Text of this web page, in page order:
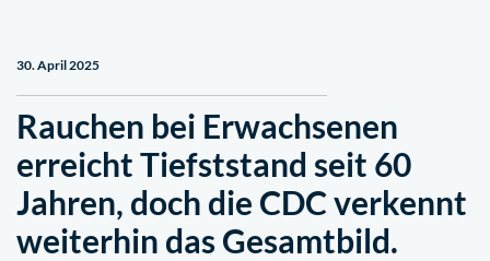
30. April 2025
Rauchen bei Erwachsenen
erreicht Tiefststand seit 60
Jahren, doch die CDC verkennt
weiterhin das Gesamtbild.